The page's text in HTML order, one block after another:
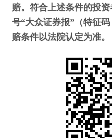
赔。符合上述条件的投
号“大众证券报”（特征
赔条件以法院认定为准。